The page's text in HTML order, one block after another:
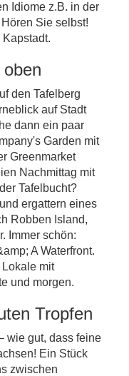
Idiome z.B. in der
Sie selbst!
den Tafelberg
auf Stadt
dann ein paar
Garden mit
Greenmarket
Nachmittag mit
Tafelbucht?
ergattern eines
Robben Island,
Immer schön:
A Waterfront.
mit
und morgen.
Tropfen
wie gut, dass feine
Ein Stück
zwischen